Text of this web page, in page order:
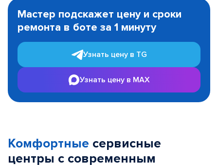
1
Мастер подскажет цену и сроки
ремонта в боте за 1 минуту
Узнать цену в TG
Узнать цену в MAX
Комфортные сервисные
центры с современным